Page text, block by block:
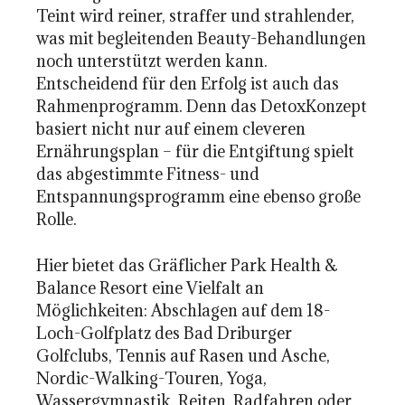
Teint wird reiner, straffer und strahlender,
was mit begleitenden Beauty-Behandlungen
noch unterstützt werden kann.
Entscheidend für den Erfolg ist auch das
Rahmenprogramm. Denn das DetoxKonzept
basiert nicht nur auf einem cleveren
Ernährungsplan – für die Entgiftung spielt
das abgestimmte Fitness- und
Entspannungsprogramm eine ebenso große
Rolle.
Hier bietet das Gräflicher Park Health &
Balance Resort eine Vielfalt an
Möglichkeiten: Abschlagen auf dem 18-
Loch-Golfplatz des Bad Driburger
Golfclubs, Tennis auf Rasen und Asche,
Nordic-Walking-Touren, Yoga,
Wassergymnastik, Reiten, Radfahren oder